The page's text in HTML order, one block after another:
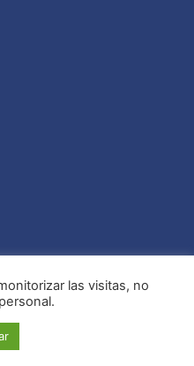
las visitas, no